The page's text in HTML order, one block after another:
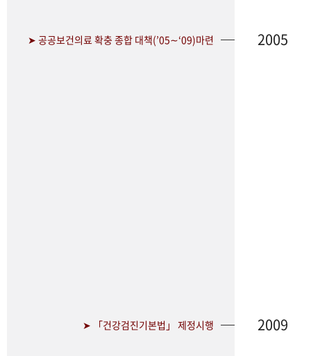
➤ 공공보건의료 확충 종합 대책(’05∼‘09)마련 2005
➤ 「건강검진기본법」 제정시행 2009